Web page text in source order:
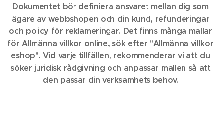
Dokumentet bör definiera ansvaret mellan dig som
ägare av webbshopen och din kund, refunderingar
och policy för reklameringar. Det finns många mallar
för Allmänna villkor online, sök efter "Allmänna villkor
eshop". Vid varje tillfällen, rekommenderar vi att du
söker juridisk rådgivning och anpassar mallen så att
den passar din verksamhets behov.